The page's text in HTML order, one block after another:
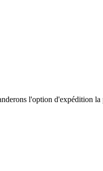
l'option d'expédition